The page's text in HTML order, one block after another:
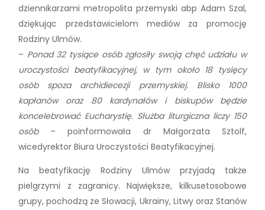
dziennikarzami metropolita przemyski abp Adam Szal,
dziękując przedstawicielom mediów za promocję
Rodziny Ulmów.
– Ponad 32 tysiące osób zgłosiły swoją chęć udziału w
uroczystości beatyfikacyjnej, w tym około 18 tysięcy
osób spoza archidiecezji przemyskiej. Blisko 1000
kapłanów oraz 80 kardynałów i biskupów będzie
koncelebrować Eucharystię. Służba liturgiczna liczy 150
osób– poinformowała dr Małgorzata Sztolf,
wicedyrektor Biura Uroczystości Beatyfikacyjnej.
Na beatyfikację Rodziny Ulmów przyjadą także
pielgrzymi z zagranicy. Największe, kilkusetosobowe
grupy, pochodzą ze Słowacji, Ukrainy, Litwy oraz Stanów